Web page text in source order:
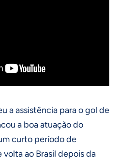
a assistência para o gol de
a boa atuação do
curto período de
ao Brasil depois da